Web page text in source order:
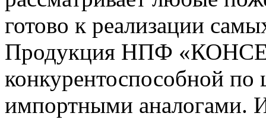
готово к реализации
Продукция НПФ
конкурентоспособной по
импортными аналогами.